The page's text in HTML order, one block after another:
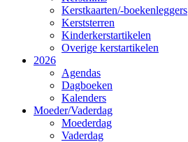
Kerstkaarten/-boekenleggers
Kerststerren
Kinderkerstartikelen
Overige kerstartikelen
2026
Agendas
Dagboeken
Kalenders
Moeder/Vaderdag
Moederdag
Vaderdag